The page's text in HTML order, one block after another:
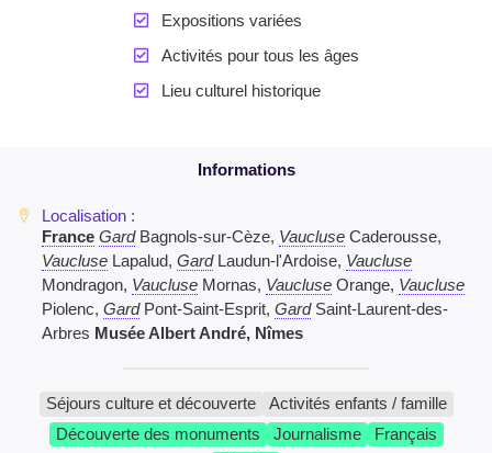
Expositions variées
Activités pour tous les âges
Lieu culturel historique
France GardBagnols-sur-Cèze, Vaucluse Caderousse,
Vaucluse Lapalud, GardLaudun-l'Ardoise, Vaucluse
Mondragon, Vaucluse Mornas, Vaucluse Orange, Vaucluse
Piolenc, GardPont-Saint-Esprit, GardSaint-Laurent-des-
Arbres Musée Albert André, Nîmes
Séjours culture et découverte
Activités enfants / famille
Découverte des monuments
Journalisme
Français